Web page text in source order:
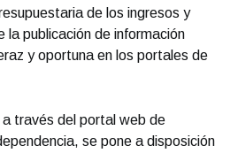
de los ingresos y
publicación de información
y oportuna en los portales de
a través del portal web de
se pone a disposición